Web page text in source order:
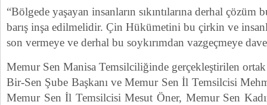
“Bölgede yaşayan insanların sıkıntılarına derhal çözüm
barış inşa edilmelidir. Çin Hükümetini bu çirkin ve
son vermeye ve derhal bu soykırımdan vazgeçmeye
Memur Sen Manisa Temsilciliğinde gerçekleştirilen ortak
Bir-Sen Şube Başkanı ve Memur Sen İl Temsilcisi
Memur Sen İl Temsilcisi Mesut Öner, Memur Sen